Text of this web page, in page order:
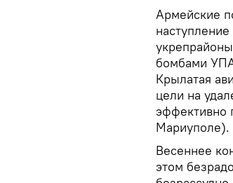
Армейские
бомбами
Крылатая
цели на
эффективно
Мариуполе).
Весеннее
этом